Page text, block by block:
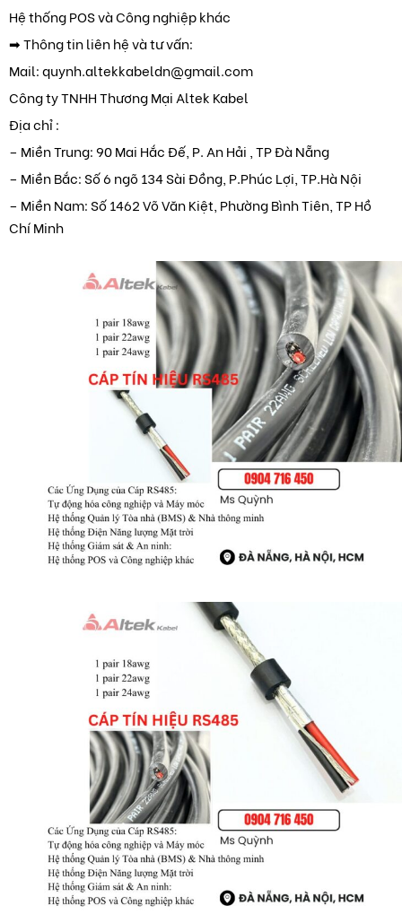
Hệ thống POS và Công nghiệp khác
➡ Thông tin liên hệ và tư vấn:
Mail: quynh.altekkabeldn@gmail.com
Công ty TNHH Thương Mại Altek Kabel
Địa chỉ :
– Miền Trung: 90 Mai Hắc Đế, P. An Hải , TP Đà Nẵng
– Miền Bắc: Số 6 ngõ 134 Sài Đồng, P.Phúc Lợi, TP.Hà Nội
– Miền Nam: Số 1462 Võ Văn Kiệt, Phường Bình Tiên, TP Hồ
Chí Minh